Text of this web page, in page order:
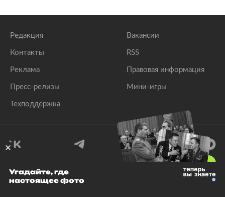
Редакция
Контакты
Реклама
Пресс-релизы
Техподдержка
Вакансии
RSS
Правовая информация
Мини-игры
© 1999–2026 Все права защищены.
Угадайте, где
настоящее фото